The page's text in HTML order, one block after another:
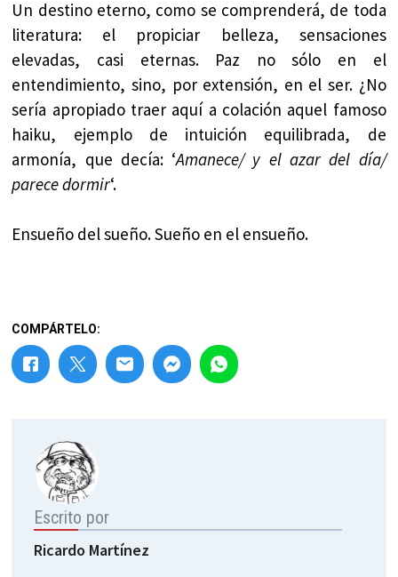
Un destino eterno, como se comprenderá, de toda
literatura: el propiciar belleza, sensaciones
elevadas, casi eternas. Paz no sólo en el
entendimiento, sino, por extensión, en el ser. ¿No
sería apropiado traer aquí a colación aquel famoso
haiku, ejemplo de intuición equilibrada, de
armonía, que decía: ‘Amanece/ y el azar del día/
parece dormir‘.
Ensueño del sueño. Sueño en el ensueño.
COMPÁRTELO:
Escrito por
Ricardo Martínez